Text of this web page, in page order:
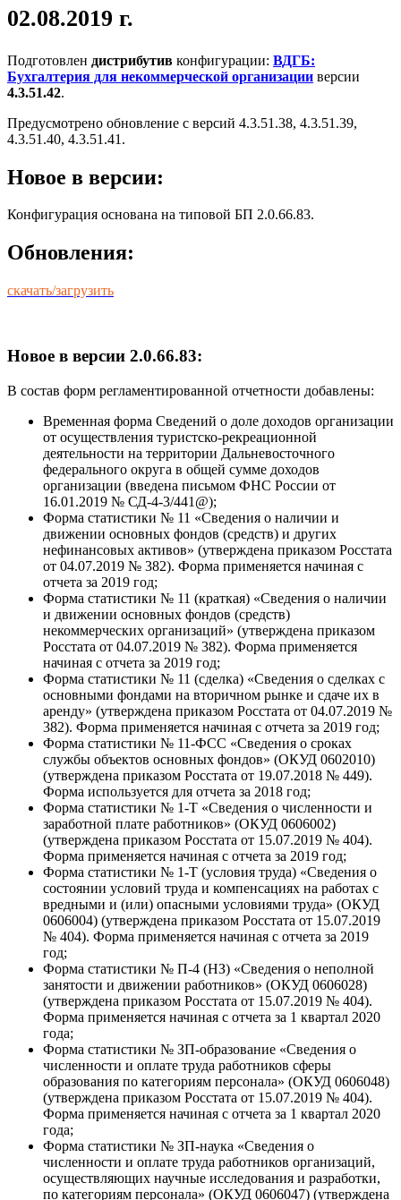
02.08.2019 г.
Подготовлен дистрибутив конфигурации: ВДГБ:
Бухгалтерия для некоммерческой организации версии
4.3.51.42.
Предусмотрено обновление с версий 4.3.51.38, 4.3.51.39,
4.3.51.40, 4.3.51.41.
Новое в версии:
Конфигурация основана на типовой БП 2.0.66.83.
Обновления:
скачать/загрузить
Новое в версии 2.0.66.83:
В состав форм регламентированной отчетности добавлены:
Временная форма Сведений о доле доходов организации
от осуществления туристско-рекреационной
деятельности на территории Дальневосточного
федерального округа в общей сумме доходов
организации (введена письмом ФНС России от
16.01.2019 № СД-4-3/441@);
Форма статистики № 11 «Сведения о наличии и
движении основных фондов (средств) и других
нефинансовых активов» (утверждена приказом Росстата
от 04.07.2019 № 382). Форма применяется начиная с
отчета за 2019 год;
Форма статистики № 11 (краткая) «Сведения о наличии
и движении основных фондов (средств)
некоммерческих организаций» (утверждена приказом
Росстата от 04.07.2019 № 382). Форма применяется
начиная с отчета за 2019 год;
Форма статистики № 11 (сделка) «Сведения о сделках с
основными фондами на вторичном рынке и сдаче их в
аренду» (утверждена приказом Росстата от 04.07.2019 №
382). Форма применяется начиная с отчета за 2019 год;
Форма статистики № 11-ФСС «Сведения о сроках
службы объектов основных фондов» (ОКУД 0602010)
(утверждена приказом Росстата от 19.07.2018 № 449).
Форма используется для отчета за 2018 год;
Форма статистики № 1-Т «Сведения о численности и
заработной плате работников» (ОКУД 0606002)
(утверждена приказом Росстата от 15.07.2019 № 404).
Форма применяется начиная с отчета за 2019 год;
Форма статистики № 1-Т (условия труда) «Сведения о
состоянии условий труда и компенсациях на работах с
вредными и (или) опасными условиями труда» (ОКУД
0606004) (утверждена приказом Росстата от 15.07.2019
№ 404). Форма применяется начиная с отчета за 2019
год;
Форма статистики № П-4 (НЗ) «Сведения о неполной
занятости и движении работников» (ОКУД 0606028)
(утверждена приказом Росстата от 15.07.2019 № 404).
Форма применяется начиная с отчета за 1 квартал 2020
года;
Форма статистики № ЗП-образование «Сведения о
численности и оплате труда работников сферы
образования по категориям персонала» (ОКУД 0606048)
(утверждена приказом Росстата от 15.07.2019 № 404).
Форма применяется начиная с отчета за 1 квартал 2020
года;
Форма статистики № ЗП-наука «Сведения о
численности и оплате труда работников организаций,
осуществляющих научные исследования и разработки,
по категориям персонала» (ОКУД 0606047) (утверждена